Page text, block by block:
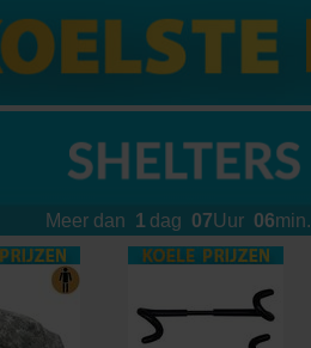
Meer dan 1 dag 07Uur 06min.